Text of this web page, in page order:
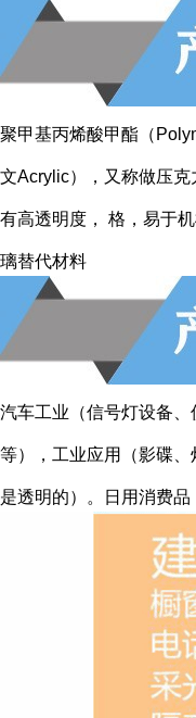
聚甲基丙烯酸甲酯（
文Acrylic），又称做压
有高透明度， 格，易于
璃替代材料
汽车工业（信号灯设备
等），工业应用（影碟
是透明的）。日用消费品